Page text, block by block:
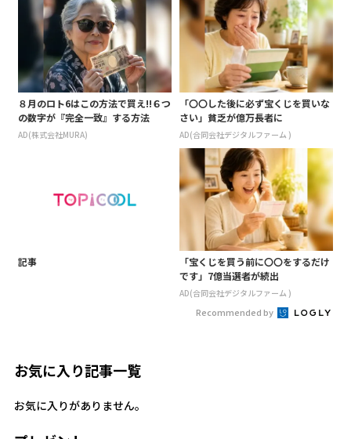
８月のロト6はこの方法で買え!!６つ
の数字が『完全一致』する方法
AD(株式会社MURA)
「〇〇した後に必ず宝くじを買いな
さい」貧乏が億万長者に
AD(合同会社デジタルファーム )
記事
「宝くじを買う前に〇〇をするだけ
です」7億当選者が続出
AD(合同会社デジタルファーム )
Recommended by
お気に入り記事一覧
お気に入りがありません。